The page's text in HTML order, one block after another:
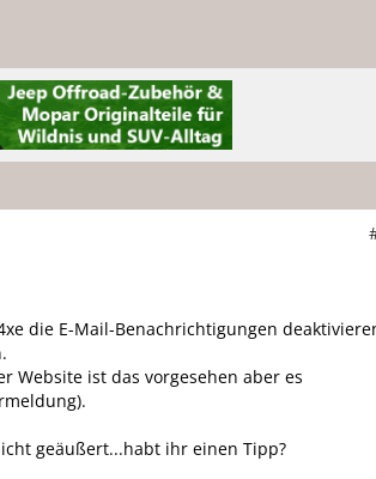
die E-Mail-Benachrichtigungen
Website ist das vorgesehen aber es
geäußert...habt ihr einen Tipp?